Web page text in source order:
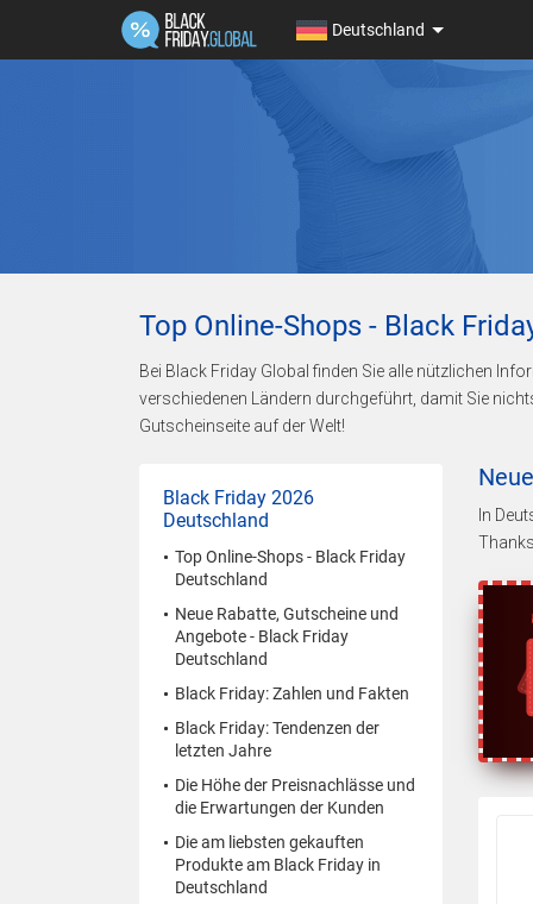
Deutschland
Top Online-Shops - Black
Bei Black Friday Global finden Sie alle nützlichen
verschiedenen Ländern durchgeführt, damit Sie
Gutscheinseite auf der Welt!
Black Friday 2026
Deutschland
Top Online-Shops - Black Friday
Deutschland
Neue Rabatte, Gutscheine und
Angebote - Black Friday
Deutschland
Black Friday: Zahlen und Fakten
Black Friday: Tendenzen der
letzten Jahre
Die Höhe der Preisnachlässe und
die Erwartungen der Kunden
Die am liebsten gekauften
Produkte am Black Friday in
Deutschland
In